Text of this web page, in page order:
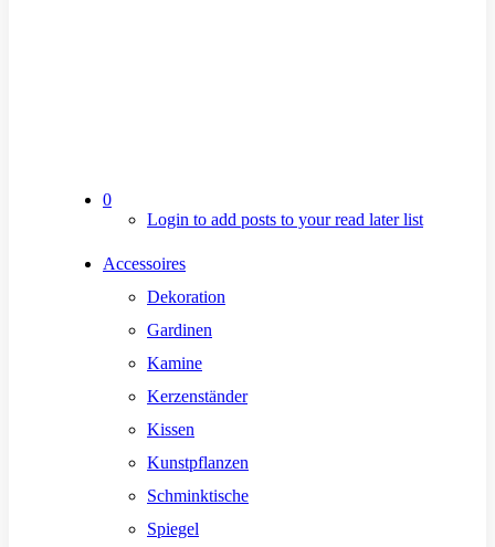
0
Login to add posts to your read later list
Accessoires
Dekoration
Gardinen
Kamine
Kerzenständer
Kissen
Kunstpflanzen
Schminktische
Spiegel